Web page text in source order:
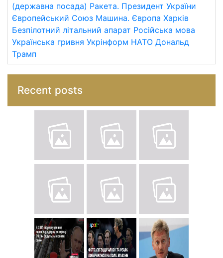
(державна посада) Ракета. Президент України
Європейський Союз Машина. Європа Харків
Безпілотний літальний апарат Російська мова
Українська гривня Укрінформ НАТО Дональд
Трамп
Recent posts